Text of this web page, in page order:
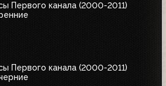
Первого канала (2000-2011)
Первого канала (2000-2011)